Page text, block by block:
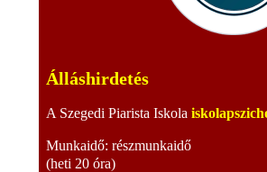
Álláshirdetés
A Szegedi Piarista Iskola
Munkaidő: részmunkaidő
(heti 20 óra)